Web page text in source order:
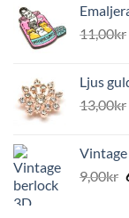
11,00kr
Ljus
13,00kr
9,00kr